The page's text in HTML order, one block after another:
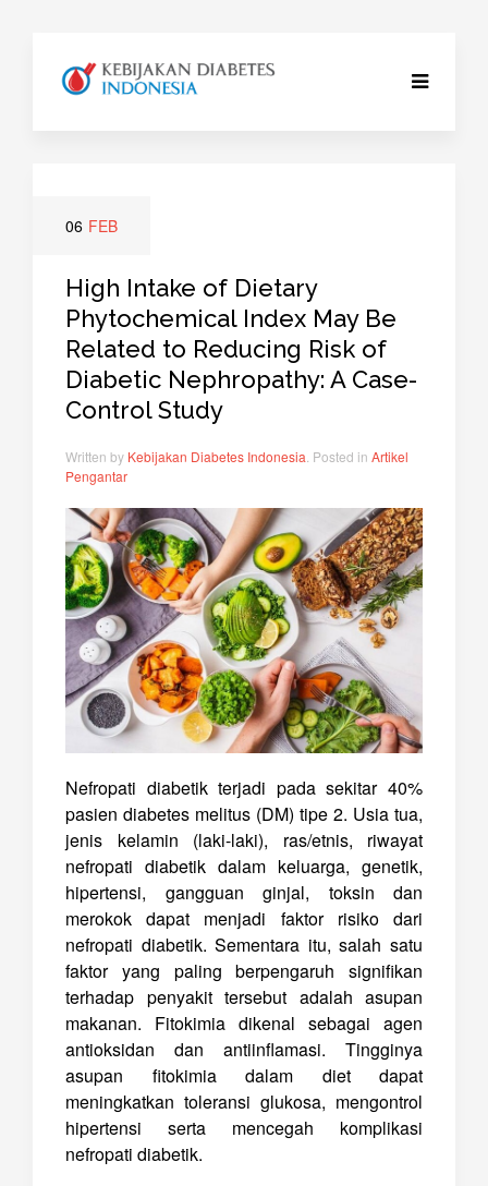
06 FEB
High Intake of Dietary
Phytochemical Index May Be
Related to Reducing Risk of
Diabetic Nephropathy: A Case-
Control Study
Written by Kebijakan Diabetes Indonesia . Posted in Artikel
Pengantar
Nefropati diabetik terjadi pada sekitar 40%
pasien diabetes melitus (DM) tipe 2. Usia tua,
jenis kelamin (laki-laki), ras/etnis, riwayat
nefropati diabetik dalam keluarga, genetik,
hipertensi, gangguan ginjal, toksin dan
merokok dapat menjadi faktor risiko dari
nefropati diabetik. Sementara itu, salah satu
faktor yang paling berpengaruh signifikan
terhadap penyakit tersebut adalah asupan
makanan. Fitokimia dikenal sebagai agen
antioksidan dan antiinflamasi. Tingginya
asupan fitokimia dalam diet dapat
meningkatkan toleransi glukosa, mengontrol
hipertensi serta mencegah komplikasi
nefropati diabetik.